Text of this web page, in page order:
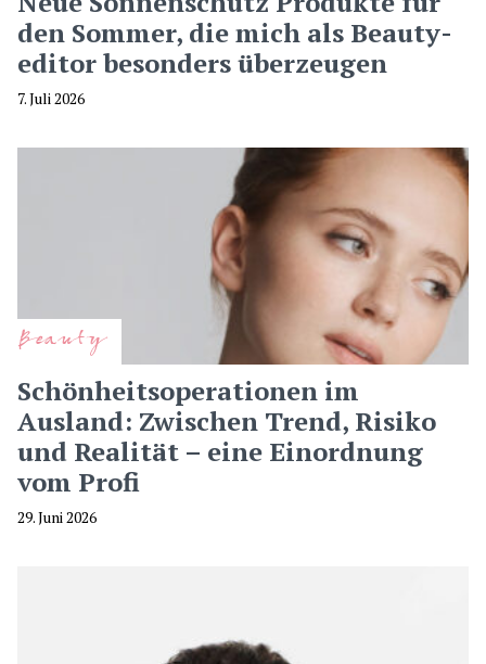
den Sommer, die mich als Beauty-
editor besonders überzeugen
7. Juli 2026
Beauty
Schönheitsoperationen im
Ausland: Zwischen Trend, Risiko
und Realität – eine Einordnung
vom Profi
29. Juni 2026